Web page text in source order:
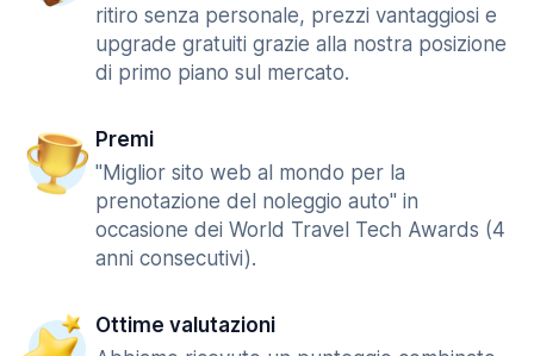
ritiro senza personale, prezzi vantaggiosi e
upgrade gratuiti grazie alla nostra posizione
di primo piano sul mercato.
Premi
"Miglior sito web al mondo per la
prenotazione del noleggio auto" in
occasione dei World Travel Tech Awards (4
anni consecutivi).
Ottime valutazioni